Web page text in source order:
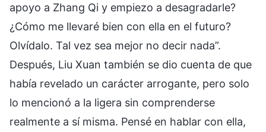
apoyo a Zhang Qi y empiezo a desagradarle?
¿Cómo me llevaré bien con ella en el futuro?
Olvídalo. Tal vez sea mejor no decir nada”.
Después, Liu Xuan también se dio cuenta de que
había revelado un carácter arrogante, pero solo
lo mencionó a la ligera sin comprenderse
realmente a sí misma. Pensé en hablar con ella,